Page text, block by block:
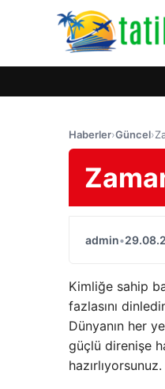
Haberler›Güncel›
admin•
Kimliğe sahip
fazlasını
Dünyanın her
güçlü direnişe